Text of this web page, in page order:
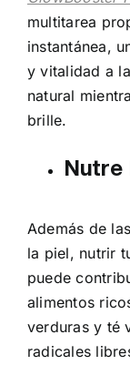
multitarea
instantánea,
y vitalidad a
natural
brille.
Nutre
Además de
la piel, nutrir
puede
alimentos
verduras y té
radicales